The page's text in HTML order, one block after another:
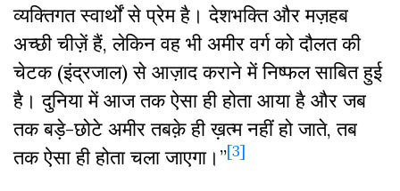
व्यक्तिगत स्वार्थों से प्रेम है। देशभक्ति और मज़हब
अच्छी चीज़ें हैं, लेकिन वह भी अमीर वर्ग को दौलत की
चेटक (इंद्रजाल) से आज़ाद कराने में निष्फल साबित हुई
है। दुनिया में आज तक ऐसा ही होता आया है और जब
तक बड़े-छोटे अमीर तबक़े ही ख़त्म नहीं हो जाते, तब
तक ऐसा ही होता चला जाएगा।”[3]